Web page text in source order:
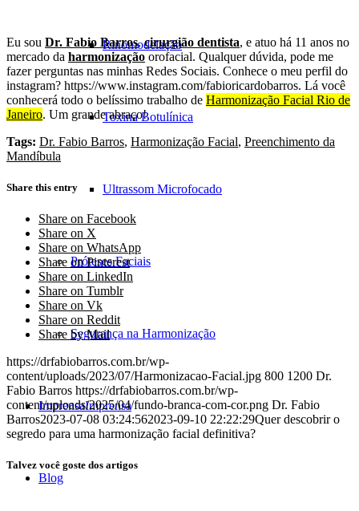
Rinomodelação
Toxina Botulínica
Ultrassom Microfocado
Próteses Faciais
Segurança na Harmonização
ImprensaImprensa
Blog
Eu sou Dr. Fabio Barros,cirurgião dentista, e atuo há 11 anos no
mercado da harmonização orofacial. Qualquer dúvida, pode me
fazer perguntas nas minhas Redes Sociais. Conhece o meu perfil do
instagram? https://www.instagram.com/fabioricardobarros. Lá você
conhecerá todo o belíssimo trabalho de Harmonização Facial Rio de
Janeiro. Um grande abraço!
Tags: Dr. Fabio Barros, Harmonização Facial, Preenchimento da
Mandíbula
Share this entry
Share on Facebook
Share on X
Share on WhatsApp
Share on Pinterest
Share on LinkedIn
Share on Tumblr
Share on Vk
Share on Reddit
Share by Mail
https://drfabiobarros.com.br/wp-
content/uploads/2023/07/Harmonizacao-Facial.jpg 800 1200 Dr.
Fabio Barros https://drfabiobarros.com.br/wp-
content/uploads/2025/04/fundo-branca-com-cor.png Dr. Fabio
Barros2023-07-08 03:24:562023-09-10 22:22:29Quer descobrir o
segredo para uma harmonização facial definitiva?
Talvez você goste dos artigos